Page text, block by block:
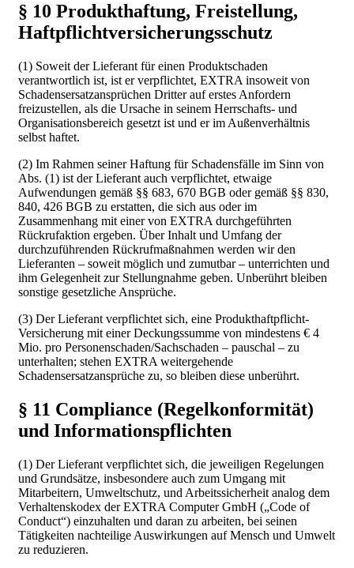
§ 10 Produkthaftung, Freistellung,
Haftpflichtversicherungsschutz
(1) Soweit der Lieferant für einen Produktschaden
verantwortlich ist, ist er verpflichtet, EXTRA insoweit von
Schadensersatzansprüchen Dritter auf erstes Anfordern
freizustellen, als die Ursache in seinem Herrschafts- und
Organisationsbereich gesetzt ist und er im Außenverhältnis
selbst haftet.
(2) Im Rahmen seiner Haftung für Schadensfälle im Sinn von
Abs. (1) ist der Lieferant auch verpflichtet, etwaige
Aufwendungen gemäß §§ 683, 670 BGB oder gemäß §§ 830,
840, 426 BGB zu erstatten, die sich aus oder im
Zusammenhang mit einer von EXTRA durchgeführten
Rückrufaktion ergeben. Über Inhalt und Umfang der
durchzuführenden Rückrufmaßnahmen werden wir den
Lieferanten – soweit möglich und zumutbar – unterrichten und
ihm Gelegenheit zur Stellungnahme geben. Unberührt bleiben
sonstige gesetzliche Ansprüche.
(3) Der Lieferant verpflichtet sich, eine Produkthaftpflicht-
Versicherung mit einer Deckungssumme von mindestens € 4
Mio. pro Personenschaden/Sachschaden – pauschal – zu
unterhalten; stehen EXTRA weitergehende
Schadensersatzansprüche zu, so bleiben diese unberührt.
§ 11 Compliance (Regelkonformität)
und Informationspflichten
(1) Der Lieferant verpflichtet sich, die jeweiligen Regelungen
und Grundsätze, insbesondere auch zum Umgang mit
Mitarbeitern, Umweltschutz, und Arbeitssicherheit analog dem
Verhaltenskodex der EXTRA Computer GmbH („Code of
Conduct“) einzuhalten und daran zu arbeiten, bei seinen
Tätigkeiten nachteilige Auswirkungen auf Mensch und Umwelt
zu reduzieren.